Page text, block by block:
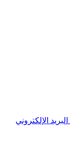
البريد الإلكتروني